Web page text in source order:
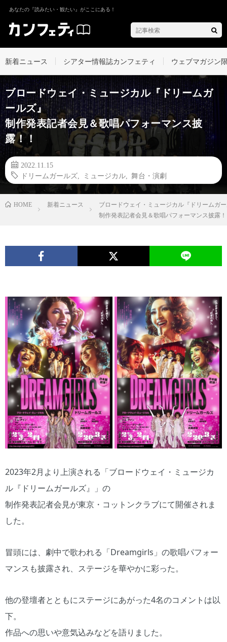
あなたの『読みたい・観たい』がここにある！
新着ニュース シアター情報誌カンフェティ ウェブマガジン
ブロードウェイ・ミュージカル『ドリームガ
ールズ』
制作発表記者会見＆歌唱パフォーマンス披
露！！
2022.11.15
ドリームガールズ
ミュージカル 舞台・演劇
HOME 新着ニュース
ブロードウェイ・ミュージカル『ドリームガ
制作発表記者会見＆歌唱パフォーマンス披露
2023年2月より上演される「ブロードウェイ・ミュージカ
ル『ドリームガールズ』」の
制作発表記者会見が東京・コットンクラブにて開催されま
した。
冒頭には、劇中で歌われる「Dreamgirls」の歌唱パフォー
マンスも披露され、ステージを華やかに彩った。
他の登壇者とともにステージにあがった4名のコメントは以
下。
作品への思いや意気込みなどを語りました。